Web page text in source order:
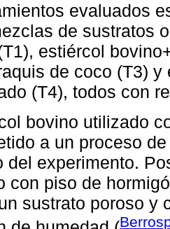
evaluados
de sustratos
estiércol
de coco (T3)
(T4), todos con
bovino utilizado
a un proceso
del experimento.
con piso de
sustrato poroso y